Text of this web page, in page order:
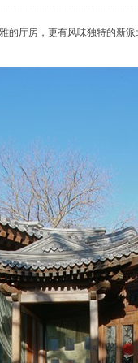
的厅房，更有风味独特的新